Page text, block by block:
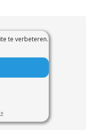
te verbeteren.